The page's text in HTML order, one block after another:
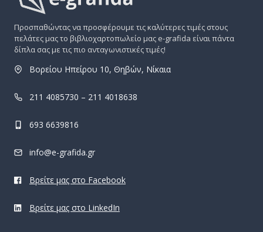
Προσπαθώντας να προσφέρουμε τις καλύτερες τιμές στους
πελάτες μας το βιβλιοχαρτοπωλείο μας e-grafida είναι πάντα
δίπλα σας με τις πιο ανταγωνιστικές τιμές!
Βορείου Ηπείρου 10, Θηβών, Νίκαια
211 4085730 – 211 4018638
693 6639816
info@e-grafida.gr
Βρείτε μας στο Facebook
Βρείτε μας στο LinkedIn